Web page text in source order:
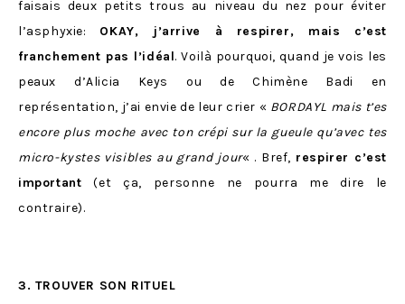
faisais deux petits trous au niveau du nez pour éviter
l’asphyxie: OKAY, j’arrive à respirer, mais c’est
franchement pas l’idéal. Voilà pourquoi, quand je vois les
peaux d’Alicia Keys ou de Chimène Badi en
représentation, j’ai envie de leur crier « BORDAYL mais t’es
encore plus moche avec ton crépi sur la gueule qu’avec tes
micro-kystes visibles au grand jour« . Bref, respirer c’est
important (et ça, personne ne pourra me dire le
contraire).
3. TROUVER SON RITUEL